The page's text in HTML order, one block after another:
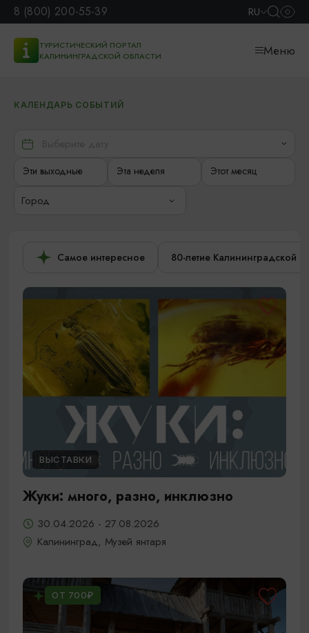
8 (800) 200-55-39 RU
ТУРИСТИЧЕСКИЙ ПОРТАЛ
КАЛИНИНГРАДСКОЙ ОБЛАСТИ
Меню
КАЛЕНДАРЬ СОБЫТИЙ
Эти выходные Эта неделя Этот месяц
Город
Самое интересное 80-летие Калининградской
ВЫСТАВКИ
Жуки: много, разно, инклюзно
30.04.2026 - 27.08.2026
Калининград, Музей янтаря
ОТ 700₽